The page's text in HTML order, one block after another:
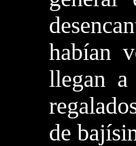
habían
llegan a
de